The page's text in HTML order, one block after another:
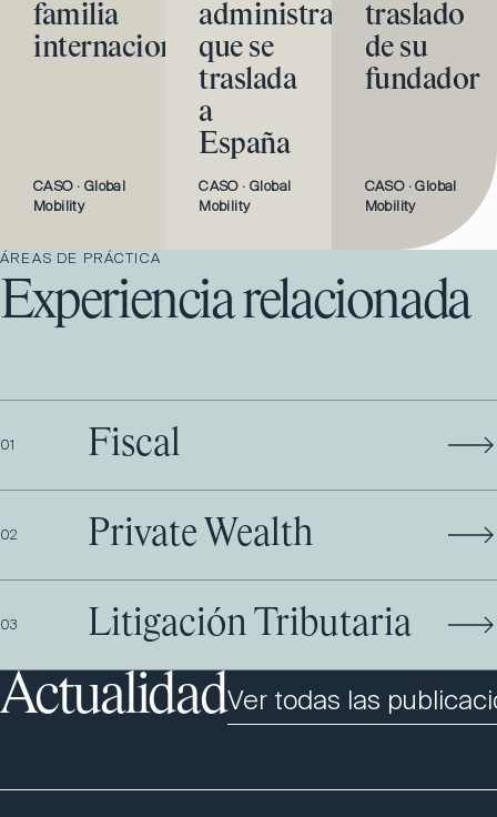
familia
internacional
CASO· Global
Mobility
administrador
que se
traslada
a
España
CASO·Global
Mobility
traslado
de su
fundador
CASO·Global
Mobility
ÁREAS DE PRÁCTICA
Experiencia relacionada
01 Fiscal
02 Private Wealth
03 Litigación Tributaria
ActualidadVer todas las